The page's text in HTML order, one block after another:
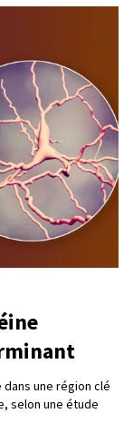
une région clé
selon une étude